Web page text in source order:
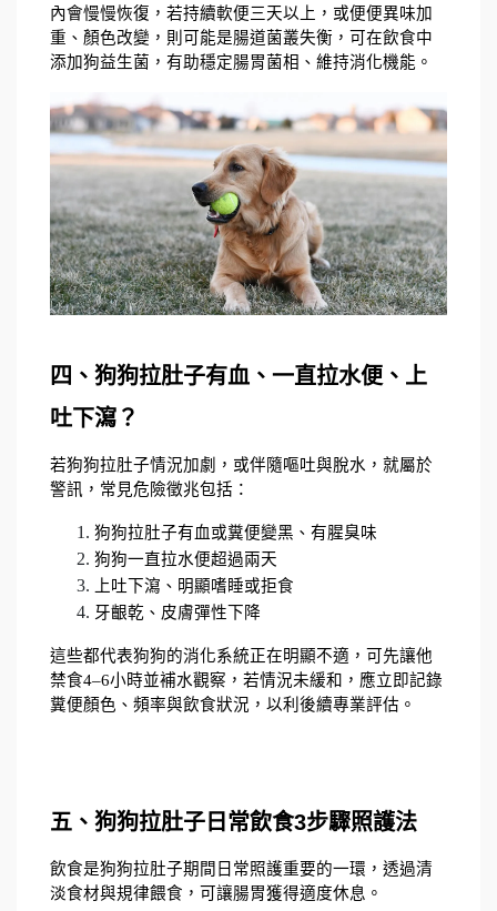
內會慢慢恢復，若持續軟便三天以上，或便便異味加
重、顏色改變，則可能是腸道菌叢失衡，可在飲食中
添加狗益生菌，有助穩定腸胃菌相、維持消化機能。
四、狗狗拉肚子有血、一直拉水便、上
吐下瀉？
若狗狗拉肚子情況加劇，或伴隨嘔吐與脫水，就屬於
警訊，常見危險徵兆包括：
狗狗拉肚子有血或糞便變黑、有腥臭味
狗狗一直拉水便超過兩天
上吐下瀉、明顯嗜睡或拒食
牙齦乾、皮膚彈性下降
這些都代表狗狗的消化系統正在明顯不適，可先讓他
禁食4–6小時並補水觀察，若情況未緩和，應立即記錄
糞便顏色、頻率與飲食狀況，以利後續專業評估。
五、狗狗拉肚子日常飲食3步驟照護法
飲食是狗狗拉肚子期間日常照護重要的一環，透過清
淡食材與規律餵食，可讓腸胃獲得適度休息。